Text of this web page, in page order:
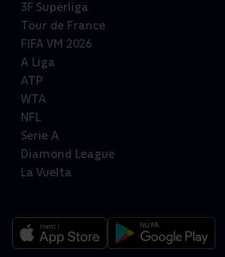
3F Superliga
Tour de France
FIFA VM 2026
A Liga
ATP
WTA
NFL
Serie A
Diamond League
La Vuelta